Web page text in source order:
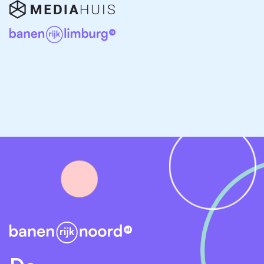
We werken voortdurend aan een woningvoorraad die
qua balans tussen betaalbaarheid, omvang,
woonkwaliteit en energetische prestatie zo optimaal
Daarnaast zoekt de corporatie vanuit een
samenbindende en proactieve houding nadrukkelijk
de samenwerking met andere partijen bij het oplossen
van maatschappelijke vraagstukken, die rechtstreeks
effect hebben op de woonbeleving van haar huurders.
Iedere dag weer probeert Woningstichting